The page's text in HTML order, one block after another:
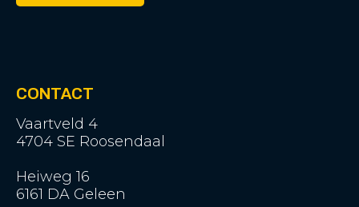
CONTACT
Vaartveld 4
4704 SE Roosendaal
Heiweg 16
6161 DA Geleen